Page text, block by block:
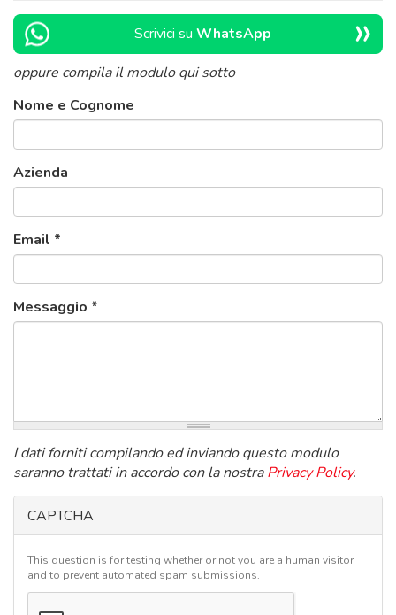
Scrivici su WhatsApp »
oppure compila il modulo qui sotto
Nome e Cognome
Azienda
Email *
Messaggio *
I dati forniti compilando ed inviando questo modulo
saranno trattati in accordo con la nostraPrivacy Policy.
CAPTCHA
This question is for testing whether or not you are a human visitor
and to prevent automated spam submissions.